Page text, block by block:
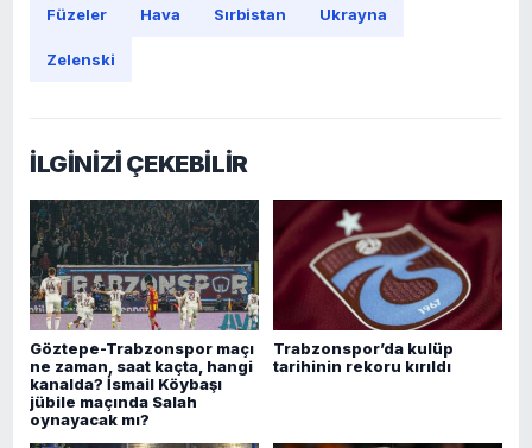
Füzeler Hava Sırbistan Ukrayna
Zelenski
İLGİNİZİ ÇEKEBİLİR
Göztepe-Trabzonspor maçı
ne zaman, saat kaçta, hangi
kanalda? İsmail Köybaşı
jübile maçında Salah
oynayacak mı?
Trabzonspor’da kulüp
tarihinin rekoru kırıldı